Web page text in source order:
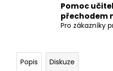
Pomoc
přechodem
Pro zákazníky
Popis Diskuze